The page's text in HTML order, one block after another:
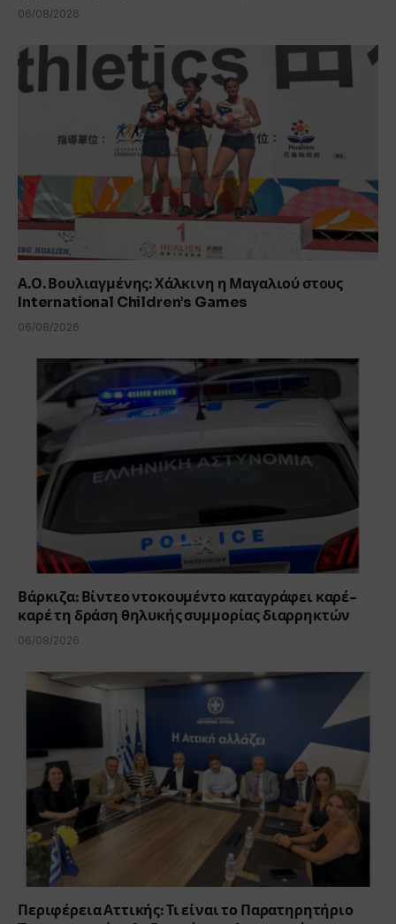
06/08/2026
Α.Ο. Βουλιαγμένης: Χάλκινη η Μαγαλιού στους
International Children’s Games
06/08/2026
Βάρκιζα: Βίντεο ντοκουμέντο καταγράφει καρέ-
καρέ τη δράση θηλυκής συμμορίας διαρρηκτών
06/08/2026
Περιφέρεια Αττικής: Τι είναι το Παρατηρητήριο